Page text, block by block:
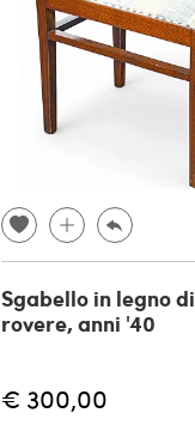
Sgabello in legno di
rovere, anni '40
€ 300,00